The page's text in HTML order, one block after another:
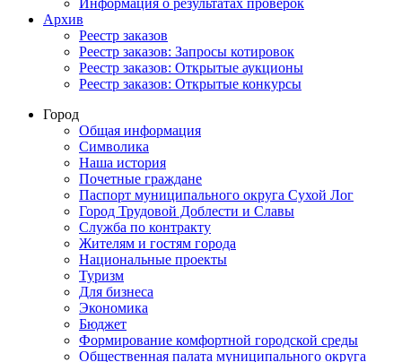
Архив
Реестр заказов
Реестр заказов: Запросы котировок
Реестр заказов: Открытые аукционы
Реестр заказов: Открытые конкурсы
Город
Общая информация
Символика
Наша история
Почетные граждане
Паспорт муниципального округа Сухой Лог
Город Трудовой Доблести и Славы
Служба по контракту
Жителям и гостям города
Национальные проекты
Туризм
Для бизнеса
Экономика
Бюджет
Формирование комфортной городской среды
Общественная палата муниципального округа